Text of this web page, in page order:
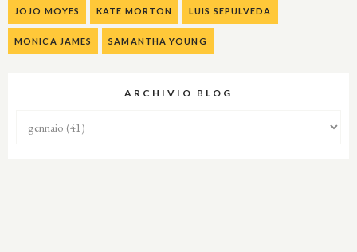
JOJO MOYES KATE MORTON LUIS SEPULVEDA
MONICA JAMES SAMANTHA YOUNG
ARCHIVIO BLOG